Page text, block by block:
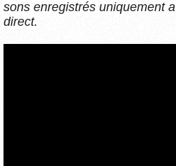
sons enregistrés uniquement
direct.